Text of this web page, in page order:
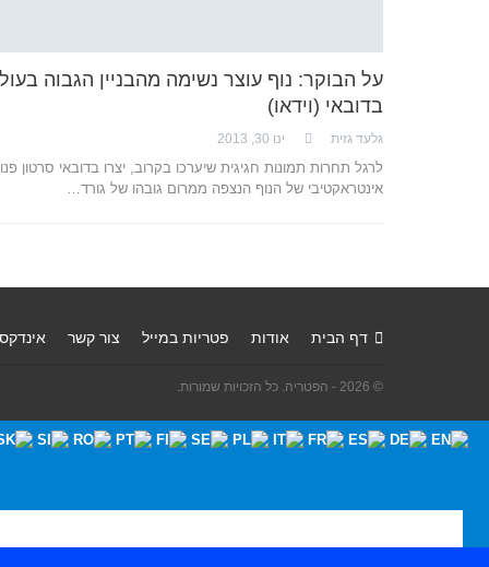
על הבוקר: נוף עוצר נשימה מהבניין הגבוה
בדובאי (וידאו)
גלעד גזית ינו 30, 2013
לרגל תחרות תמונות חגיגית שיערכו בקרוב, יצרו בדובאי סרטון
אינטראקטיבי של הנוף הנצפה ממרום גובהו של גורד…
דף הבית אודות פטריות במייל צור קשר אינדקס
© 2026 - הפטריה. כל הזכויות שמורות.